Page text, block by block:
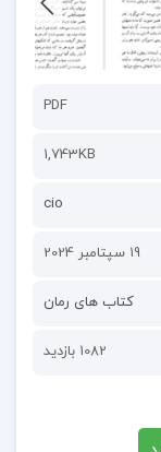
PDF
1,743KB
cio
19 سپتامبر 2024
کتاب های رمان
1082 بازدید